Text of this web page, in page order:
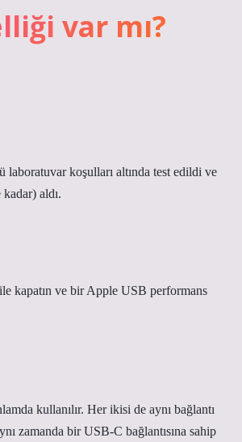
var mı?
laboratuvar koşulları altında test edildi ve
aldı.
kapatın ve bir Apple USB performans
kullanılır. Her ikisi de aynı bağlantı
zamanda bir USB-C bağlantısına sahip